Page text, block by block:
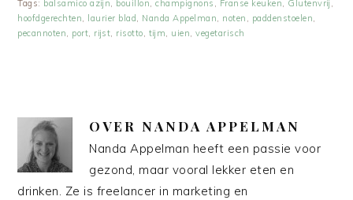
Tags: balsamico azijn, bouillon,champignons , Franse keuken, Glutenvrij ,
hoofdgerechten, laurier blad , Nanda Appelman, noten , paddenstoelen,
pecannoten, port, rijst, risotto, tijm, uien,vegetarisch
OVER NANDA APPELMAN
Nanda Appelman heeft een passie voor
gezond, maar vooral lekker eten en
drinken. Ze is freelancer in marketing en